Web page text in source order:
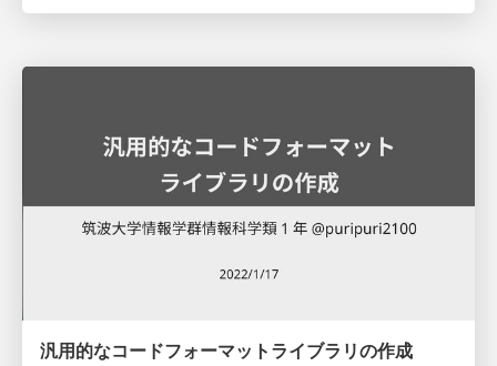
汎用的なコードフォーマットライブラリの作成